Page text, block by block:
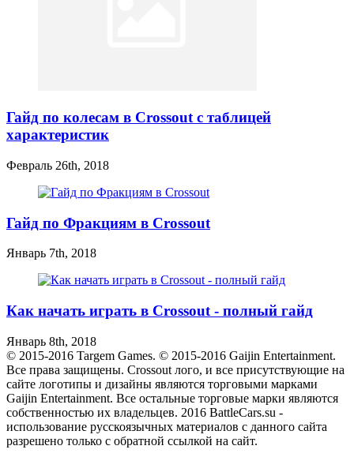
Гайд по колесам в Crossout с таблицей
характеристик
Февраль 26th, 2018
Гайд по Фракциям в Crossout
Январь 7th, 2018
Как начать играть в Crossout - полный гайд
Январь 8th, 2018
© 2015-2016 Targem Games. © 2015-2016 Gaijin Entertainment.
Все права защищены. Crossout лого, и все присутствующие на
сайте логотипы и дизайны являются торговыми марками
Gaijin Entertainment. Все остальные торговые марки являются
собственностью их владельцев. 2016 BattleCars.su -
использование русскоязычных материалов с данного сайта
разрешено только с обратной ссылкой на сайт.